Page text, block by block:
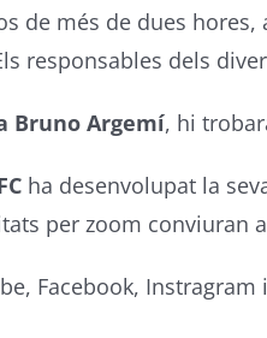
de més de dues
responsables dels
Bruno Argemí, hi
ha desenvolupat la
per zoom conviuran
Facebook, Instragram